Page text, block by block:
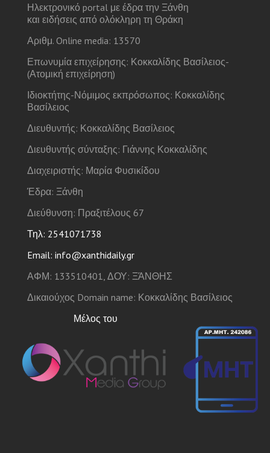
Ηλεκτρονικό portal με έδρα την Ξάνθη
και ειδήσεις από ολόκληρη τη Θράκη
Αριθμ. Online media: 13570
Επωνυμία επιχείρησης: Κοκκαλίδης Βασίλειος-
(Ατομική επιχείρηση)
Ιδιοκτήτης-Νόμιμος εκπρόσωπος: Κοκκαλίδης
Βασίλειος
Διευθυντής: Κοκκαλίδης Βασίλειος
Διευθυντής σύνταξης: Γιάννης Κοκκαλίδης
Διαχειριστής: Μαρία Φυσικίδου
Έδρα: Ξάνθη
Διεύθυνση: Πραξιτέλους 67
Τηλ: 2541071738
Email: info@xanthidaily.gr
ΑΦΜ: 133510401, ΔΟΥ: ΞΆΝΘΗΣ
Δικαιούχος Domain name: Κοκκαλίδης Βασίλειος
Μέλος του